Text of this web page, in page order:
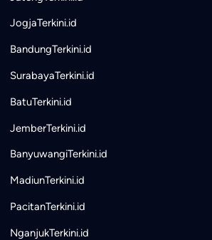
JogjaTerkini.id
BandungTerkini.id
SurabayaTerkini.id
BatuTerkini.id
JemberTerkini.id
BanyuwangiTerkini.id
MadiunTerkini.id
PacitanTerkini.id
NganjukTerkini.id